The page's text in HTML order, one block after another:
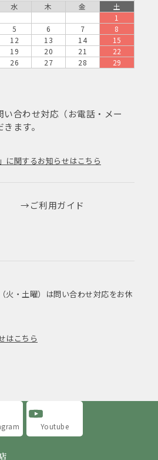
水 木 金
土
1
5 6 7
8
12 13 14
15
19 20 21
22
26 27 28
29
合わせ対応（お電話・メー
ます。
に関するお知らせはこちら
ご利用ガイド
・土曜）は問い合わせ対応をお休
はこちら
Youtube